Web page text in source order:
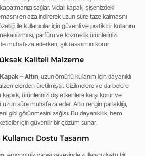
sağlar. Vidalı kapak, şişenizdeki
en aza indirerek uzun süre taze kalmasını
ile kullanıcılar için güvenli ve pratik bir kullanım
parfüm ve kozmetik ürünlerinizi
muhafaza ederken, şık tasarımını korur.
Kaliteli Malzeme
– Altın, uzun ömürlü kullanım için dayanıklı
üretilmiştir. Çizilmelere ve darbelere
kapak, ürünlerinizi dış etkenlere karşı korur ve
süre muhafaza eder. Altın rengin parlaklığı,
gibi görünmesini sağlar. Bu dayanıklılık, hem
için güvenilir bir çözüm sunar.
Dostu Tasarım